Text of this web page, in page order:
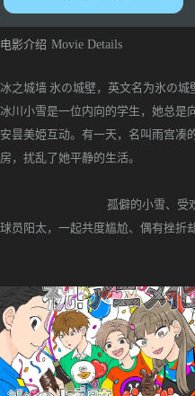
电影介绍 Movie Details
冰之城墙 氷の城壁，英文名为氷の城
冰川小雪是一位内向的学生，她总是
安昙美姫互动。有一天，名叫雨宫凑
房，扰乱了她平静的生活。
孤僻的小雪、受欢迎的美
球员阳太，一起共度尴尬、偶有挫折